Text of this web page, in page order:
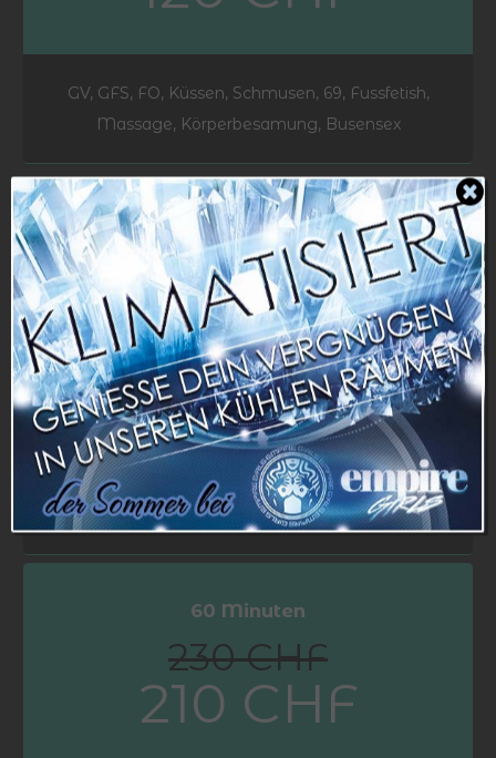
GV, GFS, FO, Küssen, Schmusen, 69, Fussfetish,
Massage, Körperbesamung, Busensex
45 Minuten
200 CHF
180 CHF
GV, GFS, FO, Küssen, Schmusen, 69, Fussfetish,
Massage, Körperbesamung, Busensex
60 Minuten
230 CHF
210 CHF